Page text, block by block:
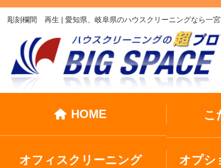
彫刻欄間 再生 | 愛知県、岐阜県のハウスクリーニングなら一
HOME こ
オフィスクリーニング オプシ